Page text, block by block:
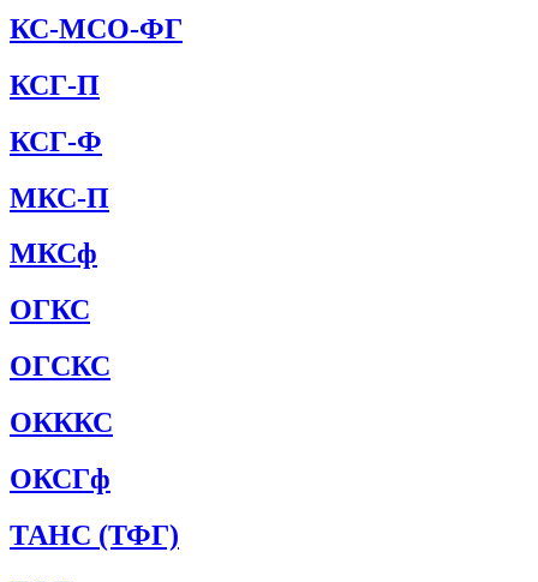
КС-МСО-ФГ
КСГ-П
КСГ-Ф
МКС-П
МКСф
ОГКС
ОГСКС
ОКККС
ОКСГф
ТАНС (ТФГ)